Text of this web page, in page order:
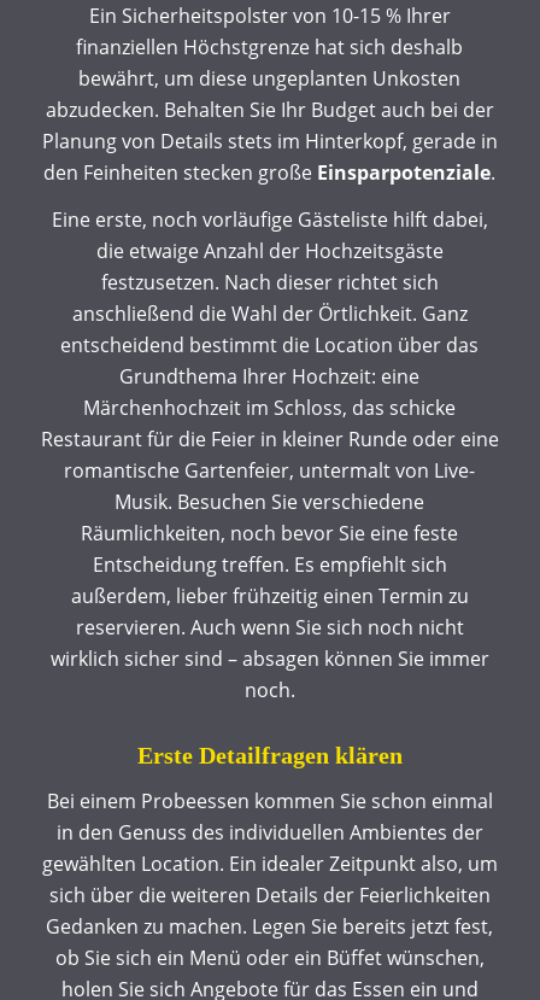
Ein Sicherheitspolster von 10-15 % Ihrer
finanziellen Höchstgrenze hat sich deshalb
bewährt, um diese ungeplanten Unkosten
abzudecken. Behalten Sie Ihr Budget auch bei der
Planung von Details stets im Hinterkopf, gerade in
den Feinheiten stecken große Einsparpotenziale.
Eine erste, noch vorläufige Gästeliste hilft dabei,
die etwaige Anzahl der Hochzeitsgäste
festzusetzen. Nach dieser richtet sich
anschließend die Wahl der Örtlichkeit. Ganz
entscheidend bestimmt die Location über das
Grundthema Ihrer Hochzeit: eine
Märchenhochzeit im Schloss, das schicke
Restaurant für die Feier in kleiner Runde oder eine
romantische Gartenfeier, untermalt von Live-
Musik. Besuchen Sie verschiedene
Räumlichkeiten, noch bevor Sie eine feste
Entscheidung treffen. Es empfiehlt sich
außerdem, lieber frühzeitig einen Termin zu
reservieren. Auch wenn Sie sich noch nicht
wirklich sicher sind – absagen können Sie immer
noch.
Erste Detailfragen klären
Bei einem Probeessen kommen Sie schon einmal
in den Genuss des individuellen Ambientes der
gewählten Location. Ein idealer Zeitpunkt also, um
sich über die weiteren Details der Feierlichkeiten
Gedanken zu machen. Legen Sie bereits jetzt fest,
ob Sie sich ein Menü oder ein Büffet wünschen,
holen Sie sich Angebote für das Essen ein und